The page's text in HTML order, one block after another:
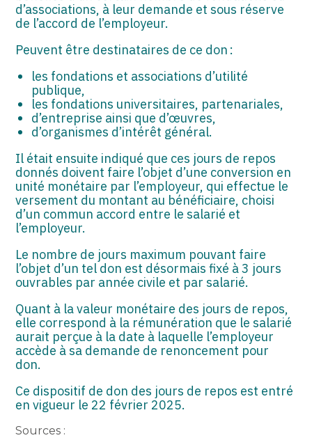
d’associations, à leur demande et sous réserve
de l’accord de l’employeur.
Peuvent être destinataires de ce don :
les fondations et associations d’utilité
publique,
les fondations universitaires, partenariales,
d’entreprise ainsi que d’œuvres,
d’organismes d’intérêt général.
Il était ensuite indiqué que ces jours de repos
donnés doivent faire l’objet d’une conversion en
unité monétaire par l’employeur, qui effectue le
versement du montant au bénéficiaire, choisi
d’un commun accord entre le salarié et
l’employeur.
Le nombre de jours maximum pouvant faire
l’objet d’un tel don est désormais fixé à 3 jours
ouvrables par année civile et par salarié.
Quant à la valeur monétaire des jours de repos,
elle correspond à la rémunération que le salarié
aurait perçue à la date à laquelle l’employeur
accède à sa demande de renoncement pour
don.
Ce dispositif de don des jours de repos est entré
en vigueur le 22 février 2025.
Sources :